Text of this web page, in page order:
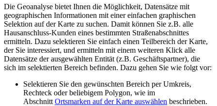
Die Geoanalyse bietet Ihnen die Möglichkeit, Datensätze mit
geographischen Informationen mit einer einfachen graphischen
Selektion auf der Karte zu suchen. Damit können Sie z.B. alle
Hausanschluss-Kunden eines bestimmten Straßenabschnittes
ermitteln. Dazu selektieren Sie einfach einen Teilbereich der Karte,
der Sie interessiert, und ermitteln mit einem weiteren Klick alle
Datensätze der ausgewählten Entität (z.B. Geschäftspartner), die
sich im selektierten Bereich befinden. Dazu gehen Sie wie folgt vor:
Selektieren Sie den gewünschten Bereich per Umkreis,
Rechteck oder beliebigem Polygon, wie im
Abschnitt Ortsmarken auf der Karte auswählen beschrieben.